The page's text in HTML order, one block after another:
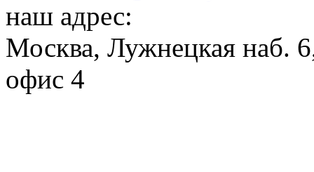
наш адрес:
Москва, Лужнецкая наб.
офис 4